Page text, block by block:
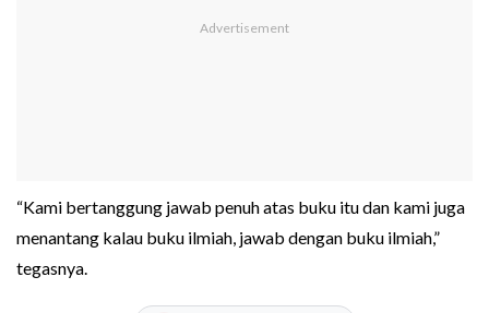
“Kami bertanggung jawab penuh atas buku itu dan kami juga
menantang kalau buku ilmiah, jawab dengan buku ilmiah,”
tegasnya.